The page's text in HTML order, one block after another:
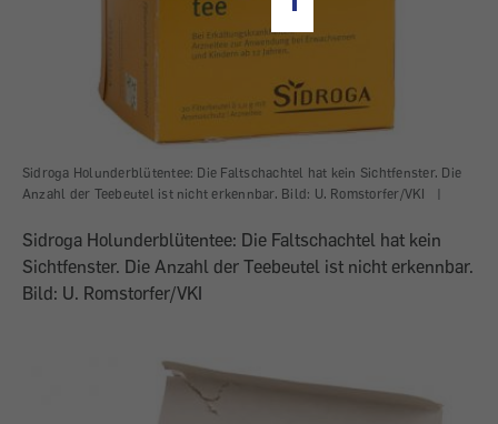
Sidroga Holunderblütentee: Die Faltschachtel hat kein Sichtfenster. Die
Anzahl der Teebeutel ist nicht erkennbar. Bild: U. Romstorfer/VKI
|
Sidroga Holunderblütentee: Die Faltschachtel hat kein
Sichtfenster. Die Anzahl der Teebeutel ist nicht erkennbar.
Bild: U. Romstorfer/VKI